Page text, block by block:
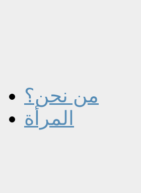
من نحن؟
المرأة